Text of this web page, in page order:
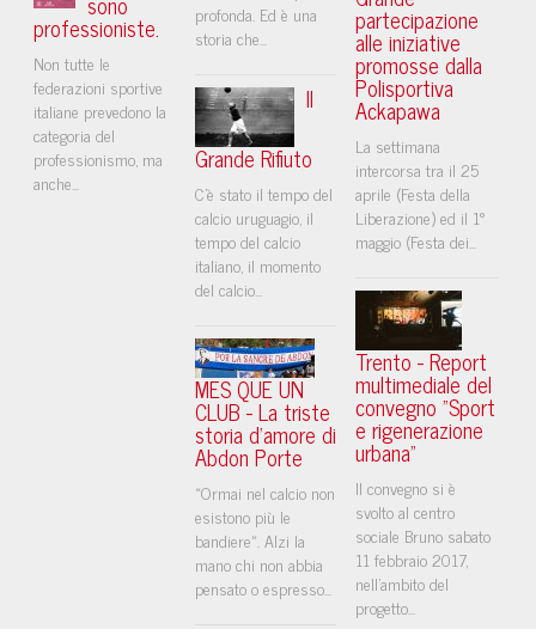
professioniste.
Non tutte le
federazioni sportive
italiane prevedono la
categoria del
professionismo, ma
anche...
profonda. Ed è una
storia che...
Il
Grande Rifiuto
C’è stato il tempo del
calcio uruguagio, il
tempo del calcio
italiano, il momento
del calcio...
MES QUE UN
CLUB - La triste
storia d'amore di
Abdon Porte
«Ormai nel calcio non
esistono più le
bandiere». Alzi la
mano chi non abbia
pensato o espresso...
partecipazione
alle iniziative
promosse dalla
Polisportiva
Ackapawa
La settimana
intercorsa tra il 25
aprile (Festa della
Liberazione) ed il 1°
maggio (Festa dei...
Trento - Report
multimediale del
convegno "Sport
e rigenerazione
urbana"
Il convegno si è
svolto al centro
sociale Bruno sabato
11 febbraio 2017,
nell'ambito del
progetto...